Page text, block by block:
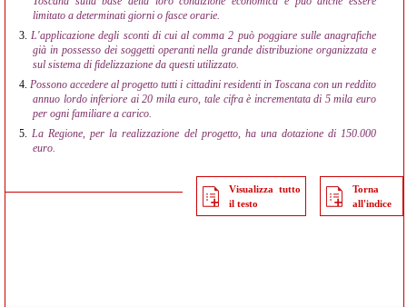
limitato a determinati giorni o fasce orarie.
3. L'applicazione degli sconti di cui al comma 2 può poggiare sulle anagrafiche
già in possesso dei soggetti operanti nella grande distribuzione organizzata e
sul sistema di fidelizzazione da questi utilizzato.
4. Possono accedere al progetto tutti i cittadini residenti in Toscana con un reddito
annuo lordo inferiore ai 20 mila euro, tale cifra è incrementata di 5 mila euro
per ogni familiare a carico.
5. La Regione, per la realizzazione del progetto, ha una dotazione di 150.000
euro.
Visualizza tutto
il testo
Torna
all'indice